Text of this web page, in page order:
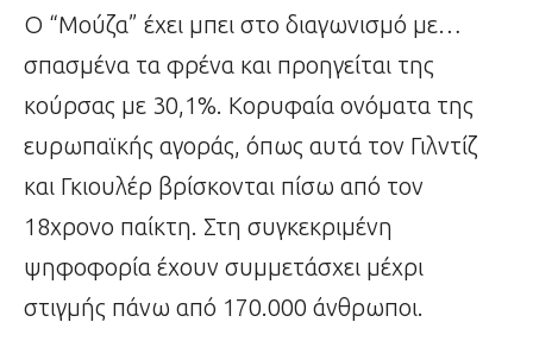
O “Μούζα” έχει μπει στο διαγωνισμό με…
σπασμένα τα φρένα και προηγείται της
κούρσας με 30,1%. Κορυφαία ονόματα της
ευρωπαϊκής αγοράς, όπως αυτά τον Γιλντίζ
και Γκιουλέρ βρίσκονται πίσω από τον
18χρονο παίκτη. Στη συγκεκριμένη
ψηφοφορία έχουν συμμετάσχει μέχρι
στιγμής πάνω από 170.000 άνθρωποι.